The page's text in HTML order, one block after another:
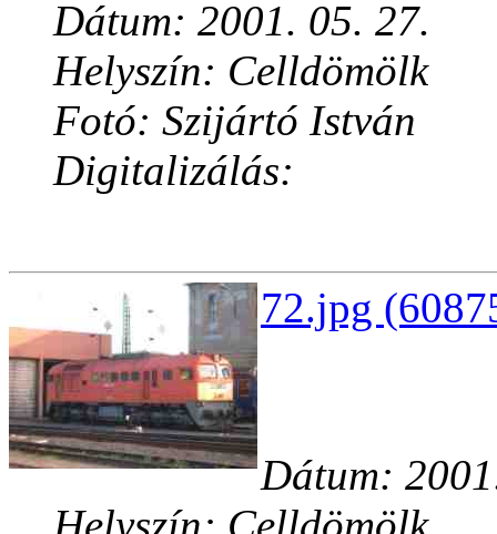
Dátum: 2001. 05. 27.
Helyszín: Celldömölk
Fotó: Szijártó István
Digitalizálás:
72.jpg
Dátum: